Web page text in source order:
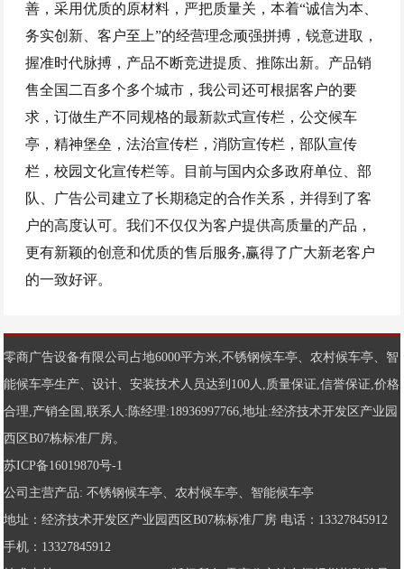
善，采用优质的原材料，严把质量关，本着“诚信为本、
务实创新、客户至上”的经营理念顽强拼搏，锐意进取，
握准时代脉搏，产品不断竞进提质、推陈出新。产品销
售全国二百多个多个城市，我公司还可根据客户的要
求，订做生产不同规格的最新款式宣传栏，公交候车
亭，精神堡垒，法治宣传栏，消防宣传栏，部队宣传
栏，校园文化宣传栏等。目前与国内众多政府单位、部
队、广告公司建立了长期稳定的合作关系，并得到了客
户的高度认可。我们不仅仅为客户提供高质量的产品，
更有新颖的创意和优质的售后服务,赢得了广大新老客户
的一致好评。
零商广告设备有限公司占地6000平方米,不锈钢候车亭、农村候车亭、 智
能候车亭生产、设计、安装技术人员达到100人,质量保证,信誉保证,价格
合理,产销全国,联系人:陈经理:18936997766,地址:经济技术开发区产业园
西区B07栋标准厂房。
苏ICP备16019870号-1
公司主营产品:不锈钢候车亭、农村候车亭、 智能候车亭
地址：经济技术开发区产业园西区B07栋标准厂房 电话：13327845912
手机：13327845912